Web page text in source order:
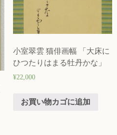
小室翠雲 猫俳画幅 「大床に
ひつたりはまる牡丹かな」
¥22,000
お買い物カゴに追加